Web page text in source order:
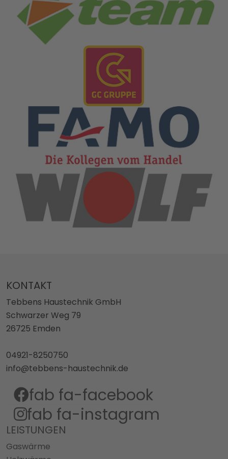
KONTAKT
Tebbens Haustechnik GmbH
Schwarzer Weg 79
26725 Emden
04921-8250750
info@tebbens-haustechnik.de
fab fa-facebook
fab fa-instagram
LEISTUNGEN
Gaswärme